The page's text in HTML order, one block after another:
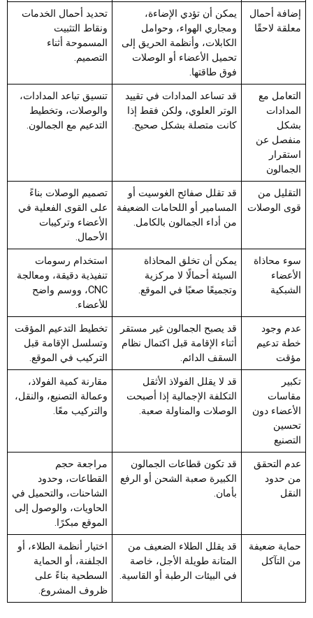
إضافة أحمال
معلقة لاحقًا
يمكن أن تؤدي الإضاءة،
ومجاري الهواء، وحوامل
الكابلات، وأنظمة الحريق إلى
تحميل الأعضاء أو الوصلات
فوق طاقتها.
تحديد أحمال الخدمات
ونقاط التثبيت
المسموحة أثناء
التصميم.
التعامل مع
المدادات
بشكل
منفصل عن
استقرار
الجمالون
قد تساعد المدادات في تقييد
الوتر العلوي، ولكن فقط إذا
كانت متصلة بشكل صحيح.
تنسيق تباعد المدادات،
والوصلات، وتخطيط
التدعيم مع الجمالون.
التقليل من
قوى الوصلات
قد تقلل صفائح الغوسيت أو
المسامير أو اللحامات الضعيفة
من أداء الجمالون بالكامل.
تصميم الوصلات بناءً
على القوى الفعلية في
الأعضاء وتركيبات
الأحمال.
سوء محاذاة
الأعضاء
الشبكية
يمكن أن تخلق المحاذاة
السيئة أحمالًا لا مركزية
وتجميعًا صعبًا في الموقع.
استخدام رسومات
تنفيذية دقيقة، ومعالجة
CNC، ووسم واضح
للأعضاء.
عدم وجود
خطة تدعيم
مؤقت
قد يصبح الجمالون غير مستقر
أثناء الإقامة قبل اكتمال نظام
السقف الدائم.
تخطيط التدعيم المؤقت
وتسلسل الإقامة قبل
التركيب في الموقع.
تكبير
مقاسات
الأعضاء دون
تحسين
التصنيع
قد لا يقلل الفولاذ الأثقل
التكلفة الإجمالية إذا أصبحت
الوصلات والمناولة صعبة.
مقارنة كمية الفولاذ،
وعمالة التصنيع، والنقل،
والتركيب معًا.
عدم التحقق
من حدود
النقل
قد تكون قطاعات الجمالون
الكبيرة صعبة الشحن أو الرفع
بأمان.
مراجعة حجم
القطاعات، وحدود
الشاحنات، والتحميل في
الحاويات، والوصول إلى
الموقع مبكرًا.
حماية ضعيفة
من التآكل
قد يقلل الطلاء الضعيف من
المتانة طويلة الأجل، خاصة
في البيئات الرطبة أو القاسية.
اختيار أنظمة الطلاء، أو
الجلفنة، أو الحماية
السطحية بناءً على
ظروف المشروع.